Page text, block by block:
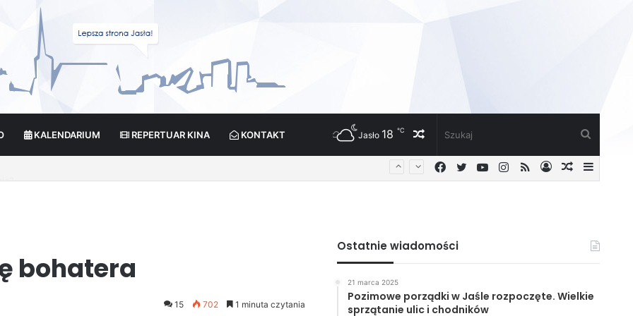
KALENDARIUM REPERTUAR KINA KONTAKT Losowy
artykuł
Jasło 18 ℃
Losowy
Zaloguj
RSS
Instagram
YouTube
Twitter
Facebook
bohatera
15 702 1 minuta czytania
Ostatnie wiadomości
21 marca 2025
Pozimowe porządki w Jaśle rozpoczęte. Wielkie
sprzątanie ulic i chodników